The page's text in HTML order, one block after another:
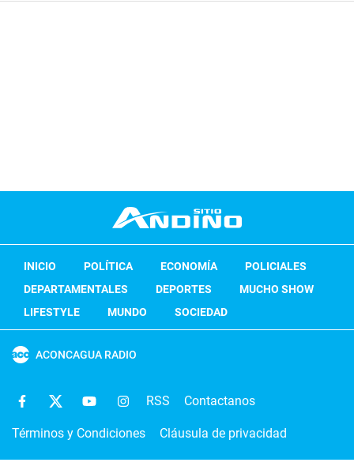
INICIO POLÍTICA ECONOMÍA
POLICIALES
DEPARTAMENTALES
DEPORTES
MUCHO SHOW
LIFESTYLE
MUNDO SOCIEDAD
ACONCAGUA RADIO
RSS Contactanos
Términos y Condiciones Cláusula de privacidad